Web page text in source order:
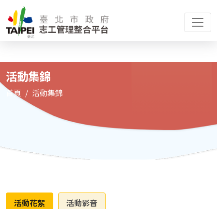
活動集錦
首頁 活動集錦
活動花絮 活動影音